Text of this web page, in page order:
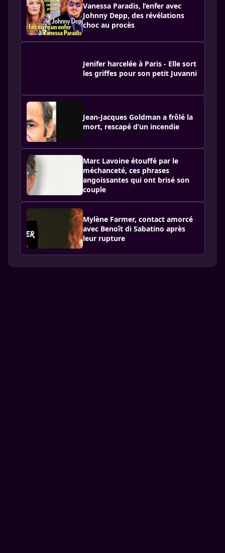
Vanessa Paradis, l’enfer avec
Johnny Depp, des révélations
choc au procès
Jenifer harcelée à Paris - Elle sort
les griffes pour son petit Juvanni
Jean-Jacques Goldman a frôlé la
mort, rescapé d’un incendie
Marc Lavoine étouffé par le
méchanceté, ces phrases
angoissantes qui ont brisé son
couple
Mylène Farmer, contact amorcé
avec Benoît di Sabatino après
leur rupture